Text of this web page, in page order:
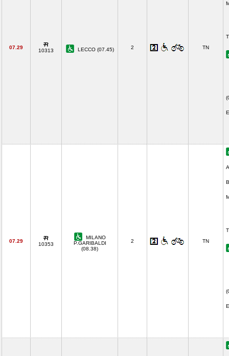
07.29
10313 LECCO (07.45) 2 TN
07.29
10353
MILANO
P.GARIBALDI
(08.38)
2 TN